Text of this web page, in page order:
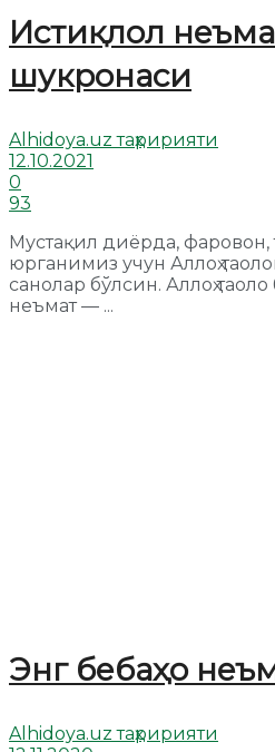
Истиқлол
шукронаси
Alhidoya.uz таҳририяти
12.10.2021
0
93
Мустақил диёрда, фаровон,
юрганимиз учун Аллоҳ
санолар бўлсин. Аллоҳ
неъмат — ...
Энг бебаҳо
Alhidoya.uz таҳририяти